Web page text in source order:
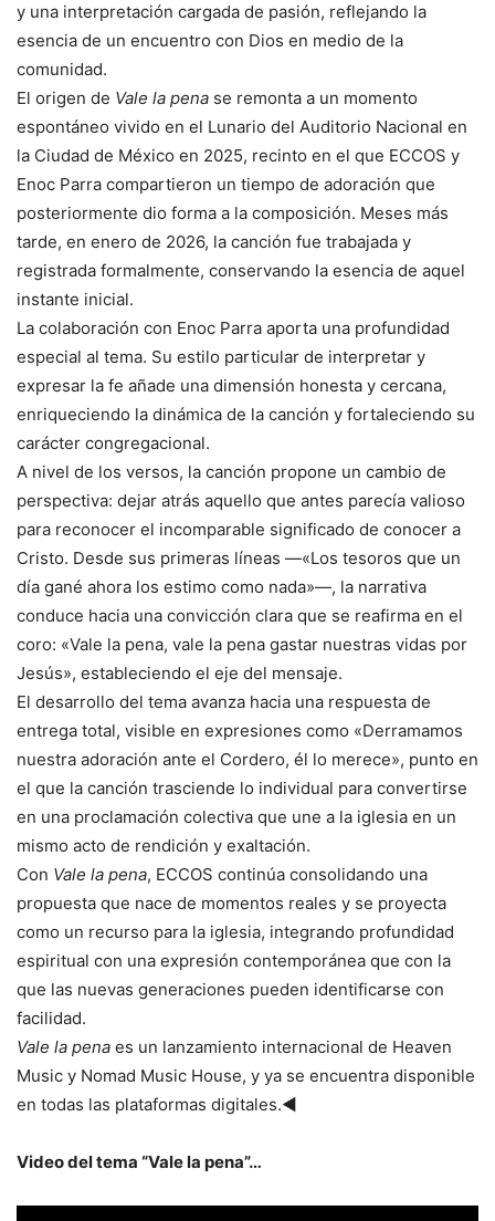
y una interpretación cargada de pasión, reflejando la
esencia de un encuentro con Dios en medio de la
comunidad.
El origen de Vale la pena se remonta a un momento
espontáneo vivido en el Lunario del Auditorio Nacional en
la Ciudad de México en 2025, recinto en el que ECCOS y
Enoc Parra compartieron un tiempo de adoración que
posteriormente dio forma a la composición. Meses más
tarde, en enero de 2026, la canción fue trabajada y
registrada formalmente, conservando la esencia de aquel
instante inicial.
La colaboración con Enoc Parra aporta una profundidad
especial al tema. Su estilo particular de interpretar y
expresar la fe añade una dimensión honesta y cercana,
enriqueciendo la dinámica de la canción y fortaleciendo su
carácter congregacional.
A nivel de los versos, la canción propone un cambio de
perspectiva: dejar atrás aquello que antes parecía valioso
para reconocer el incomparable significado de conocer a
Cristo. Desde sus primeras líneas —«Los tesoros que un
día gané ahora los estimo como nada»—, la narrativa
conduce hacia una convicción clara que se reafirma en el
coro: «Vale la pena, vale la pena gastar nuestras vidas por
Jesús», estableciendo el eje del mensaje.
El desarrollo del tema avanza hacia una respuesta de
entrega total, visible en expresiones como «Derramamos
nuestra adoración ante el Cordero, él lo merece», punto en
el que la canción trasciende lo individual para convertirse
en una proclamación colectiva que une a la iglesia en un
mismo acto de rendición y exaltación.
Con Vale la pena, ECCOS continúa consolidando una
propuesta que nace de momentos reales y se proyecta
como un recurso para la iglesia, integrando profundidad
espiritual con una expresión contemporánea que con la
que las nuevas generaciones pueden identificarse con
facilidad.
Vale la pena es un lanzamiento internacional de Heaven
Music y Nomad Music House, y ya se encuentra disponible
en todas las plataformas digitales.◄
Video del tema “Vale la pena”…